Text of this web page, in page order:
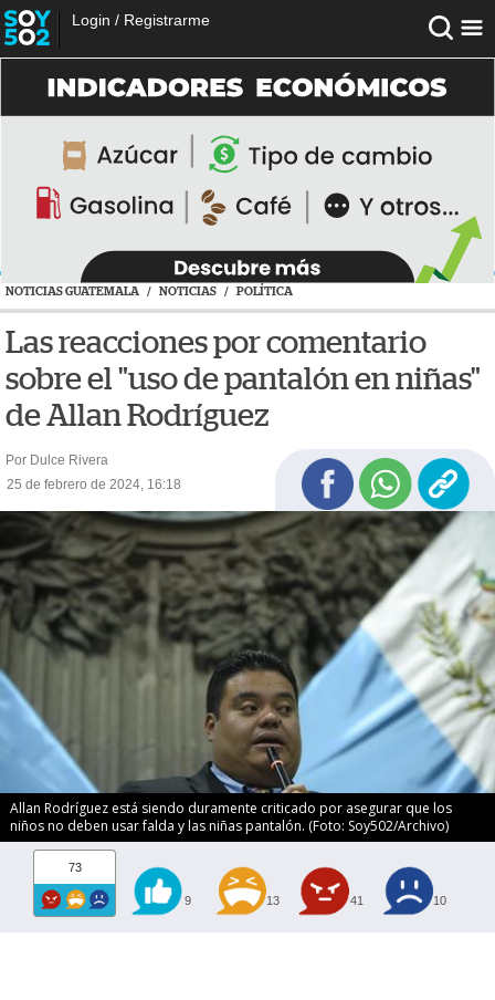
Login / Registrarme
NOTICIAS GUATEMALA / NOTICIAS / POLÍTICA
Las reacciones por comentario
sobre el "uso de pantalón en niñas"
de Allan Rodríguez
Por Dulce Rivera
25 de febrero de 2024, 16:18
Allan Rodríguez está siendo duramente criticado por asegurar que los
niños no deben usar falda y las niñas pantalón. (Foto: Soy502/Archivo)
73
9 13 41 10